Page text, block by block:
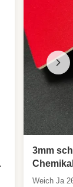
3mm
Weich Ja